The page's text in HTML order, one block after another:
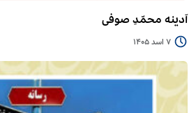
آدینه محمّدِ صوفی
7 اسد 1405